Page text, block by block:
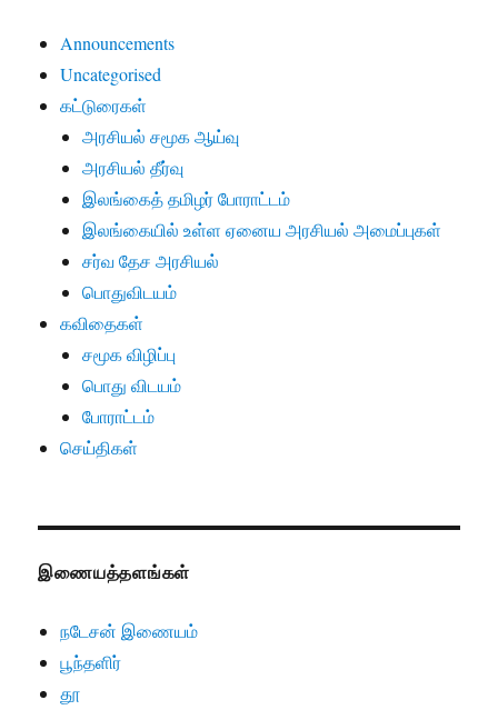
Announcements
Uncategorised
கட்டுரைகள்
அரசியல் சமூக ஆய்வு
அரசியல் தீர்வு
இலங்கைத் தமிழர் போராட்டம்
இலங்கையில் உள்ள ஏனைய அரசியல் அமைப்புகள்
சர்வ தேச அரசியல்
பொதுவிடயம்
கவிதைகள்
சமூக விழிப்பு
பொது விடயம்
போராட்டம்
செய்திகள்
இணையத்தளங்கள்
நடேசன் இணையம்
பூந்தளிர்
தூ